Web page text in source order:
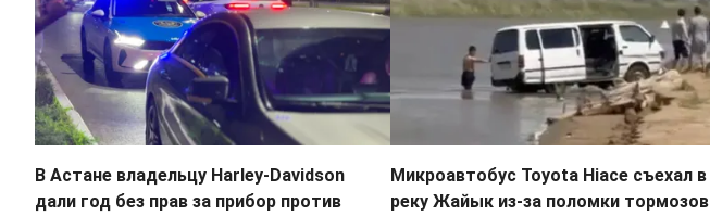
В Астане владельцу Harley-Davidson
дали год без прав за прибор против
Микроавтобус Toyota Hiace съехал в
реку Жайык из-за поломки тормозов